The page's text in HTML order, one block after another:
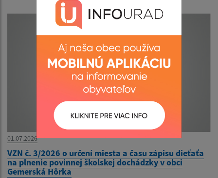
01.07.2026
VZN č. 3/2026 o určení miesta a času zápisu dieťaťa
na plnenie povinnej školskej dochádzky v obci
Gemerská Hôrka